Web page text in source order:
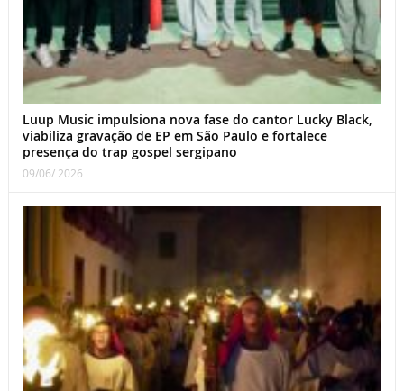
Luup Music impulsiona nova fase do cantor Lucky Black,
viabiliza gravação de EP em São Paulo e fortalece
presença do trap gospel sergipano
09/06/ 2026